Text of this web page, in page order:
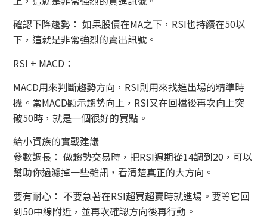
確認下降趨勢： 如果股價在MA之下，RSI也持續在50以
下，這就是非常強烈的賣出訊號。
RSI + MACD：
MACD用來判斷趨勢方向，RSI則用來找進出場的精準時
機。當MACD顯示趨勢向上，RSI又在回檔後再次向上突
破50時，就是一個很好的買點。
給小資族的實戰建議
參數調長： 做趨勢交易時，把RSI週期從14調到20，可以
幫助你過濾掉一些雜訊，看清楚真正的大方向。
要有耐心： 不要急著在RSI超買超賣時就進場。要等它回
到50中線附近，並再次確認方向後再行動。